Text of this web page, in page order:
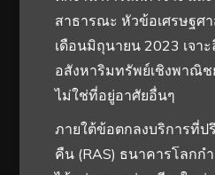
สาธารณะ หัวข้อเศรษฐศ
เดือนมิถุนายน 2023 เจา
อสังหาริมทรัพย์เชิงพาณิช
ไม่ใช่ที่อยู่อาศัยอื่นๆ
ภายใต้ข้อตกลงบริการที่ป
คืน (RAS) ธนาคารโลกก